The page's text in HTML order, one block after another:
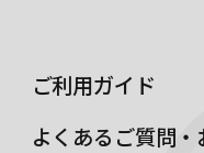
ご利用ガイド
よくあるご質問